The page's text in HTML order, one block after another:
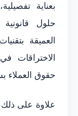
بعناية
حلول
العميقة
الاختراقات
حقوق العملاء
علاوة على